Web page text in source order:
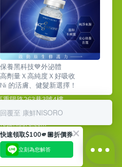
隱私政策
退換貨政策
重要通知
聯繫我們
股份有限公司
號 24939499
重陽路263巷3號4樓
26510889
五 09:00~18:00
保養黑科技💙外泌體
高劑量Ｘ高純度Ｘ好吸收
Ni 的活膚、健髮新選擇！
回覆至 康鮮NISORO
快速領取$100🫵🏼折價券
立刻為您解答